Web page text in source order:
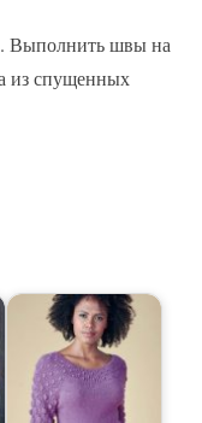
Выполнить швы на
из спущенных